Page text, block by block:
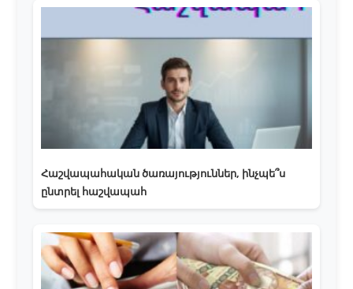
Հաշվապահական ծառայություններ, ինչպե՞ս
ընտրել հաշվապահ